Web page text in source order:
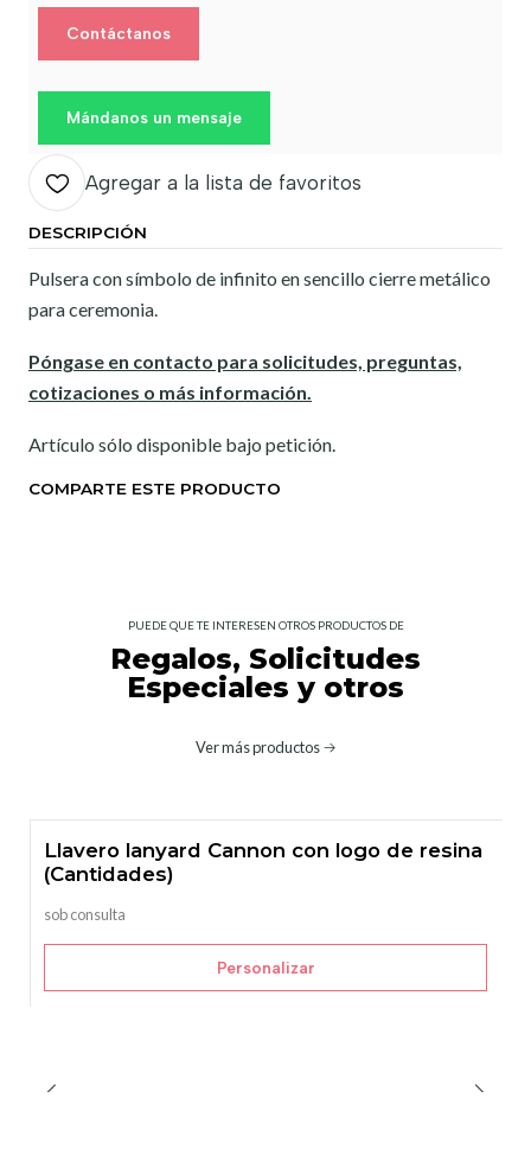
Contáctanos
Mándanos un mensaje
Agregar a la lista de favoritos
DESCRIPCIÓN
Pulsera con símbolo de infinito en sencillo cierre metálico
para ceremonia.
Póngase en contacto para solicitudes, preguntas,
cotizaciones o más información.
Artículo sólo disponible bajo petición.
COMPARTE ESTE PRODUCTO
PUEDE QUE TE INTERESEN OTROS PRODUCTOS DE
Regalos, Solicitudes
Especiales y otros
Ver más productos
Llavero lanyard Cannon con logo de resina
(Cantidades)
sob consulta
Personalizar